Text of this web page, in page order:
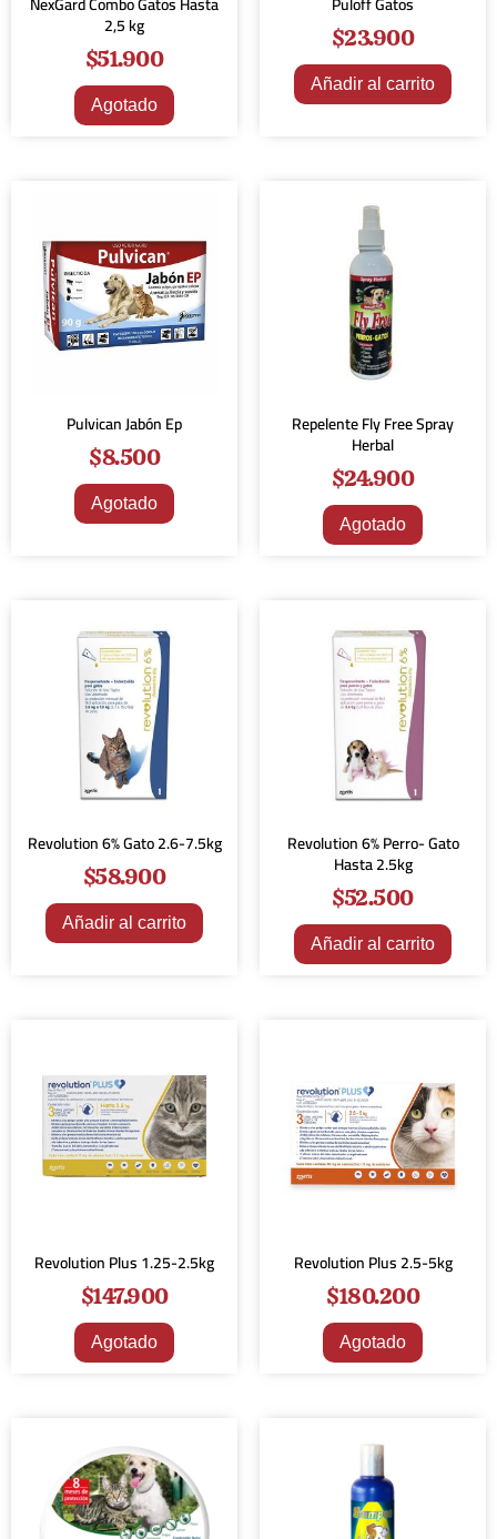
2,5 kg
$51.900
Agotado
$23.900
Añadir al carrito
Pulvican Jabón Ep
$8.500
Agotado
Repelente Fly Free Spray
Herbal
$24.900
Agotado
Revolution 6% Gato 2.6-7.5kg
$58.900
Añadir al carrito
Revolution 6% Perro- Gato
Hasta 2.5kg
$52.500
Añadir al carrito
Revolution Plus 1.25-2.5kg
$147.900
Agotado
Revolution Plus 2.5-5kg
$180.200
Agotado